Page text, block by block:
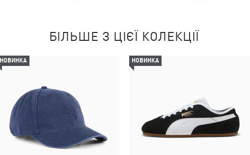
БІЛЬШЕ З ЦІЄЇ КОЛЕКЦІЇ
НОВИНКА НОВИНКА